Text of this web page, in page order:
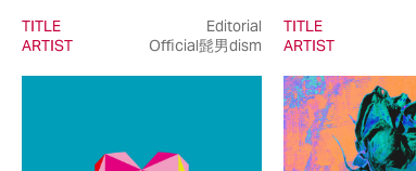
TITLE
Editorial
ARTIST
Official髭男dism
TITLE
ARTIST